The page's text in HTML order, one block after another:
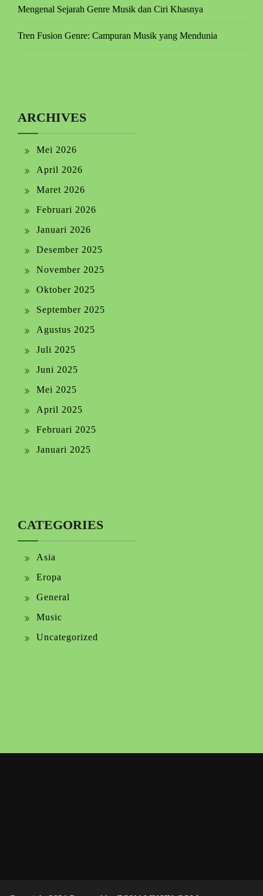
Mengenal Sejarah Genre Musik dan Ciri Khasnya
Tren Fusion Genre: Campuran Musik yang Mendunia
ARCHIVES
Mei 2026
April 2026
Maret 2026
Februari 2026
Januari 2026
Desember 2025
November 2025
Oktober 2025
September 2025
Agustus 2025
Juli 2025
Juni 2025
Mei 2025
April 2025
Februari 2025
Januari 2025
CATEGORIES
Asia
Eropa
General
Music
Uncategorized